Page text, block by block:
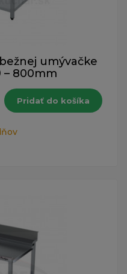
umývačke
– 800mm
Pridať do košíka